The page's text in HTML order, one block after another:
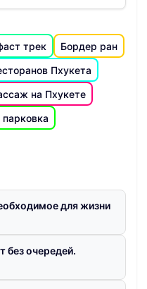
трек
Бордер ран
Пхукета
на Пхукете
парковка
для жизни
без очередей.